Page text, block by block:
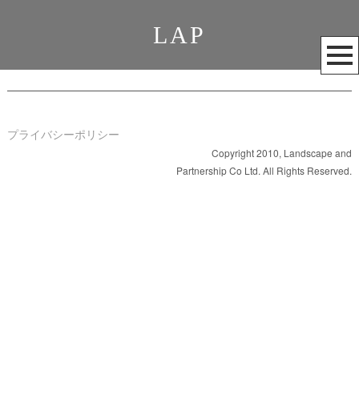
LAP
メ
ニ
ュ
開
く
プライバシーポリシー
Copyright 2010, Landscape and
Partnership Co Ltd. All Rights Reserved.